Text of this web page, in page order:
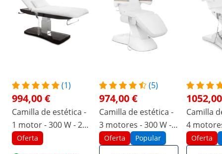
(1)
994,00 €
Camilla de estética -
1 motor - 300 W - 200
x 75 x 66 - 91 cm -
Oferta
(5)
974,00 €
Camilla de estética -
3 motores - 300 W -
203 x 62 x 64 - 86 cm
- 150 kg - blanca
Oferta Popular
Camilla
4
187 x 60
cm - 150
Oferta